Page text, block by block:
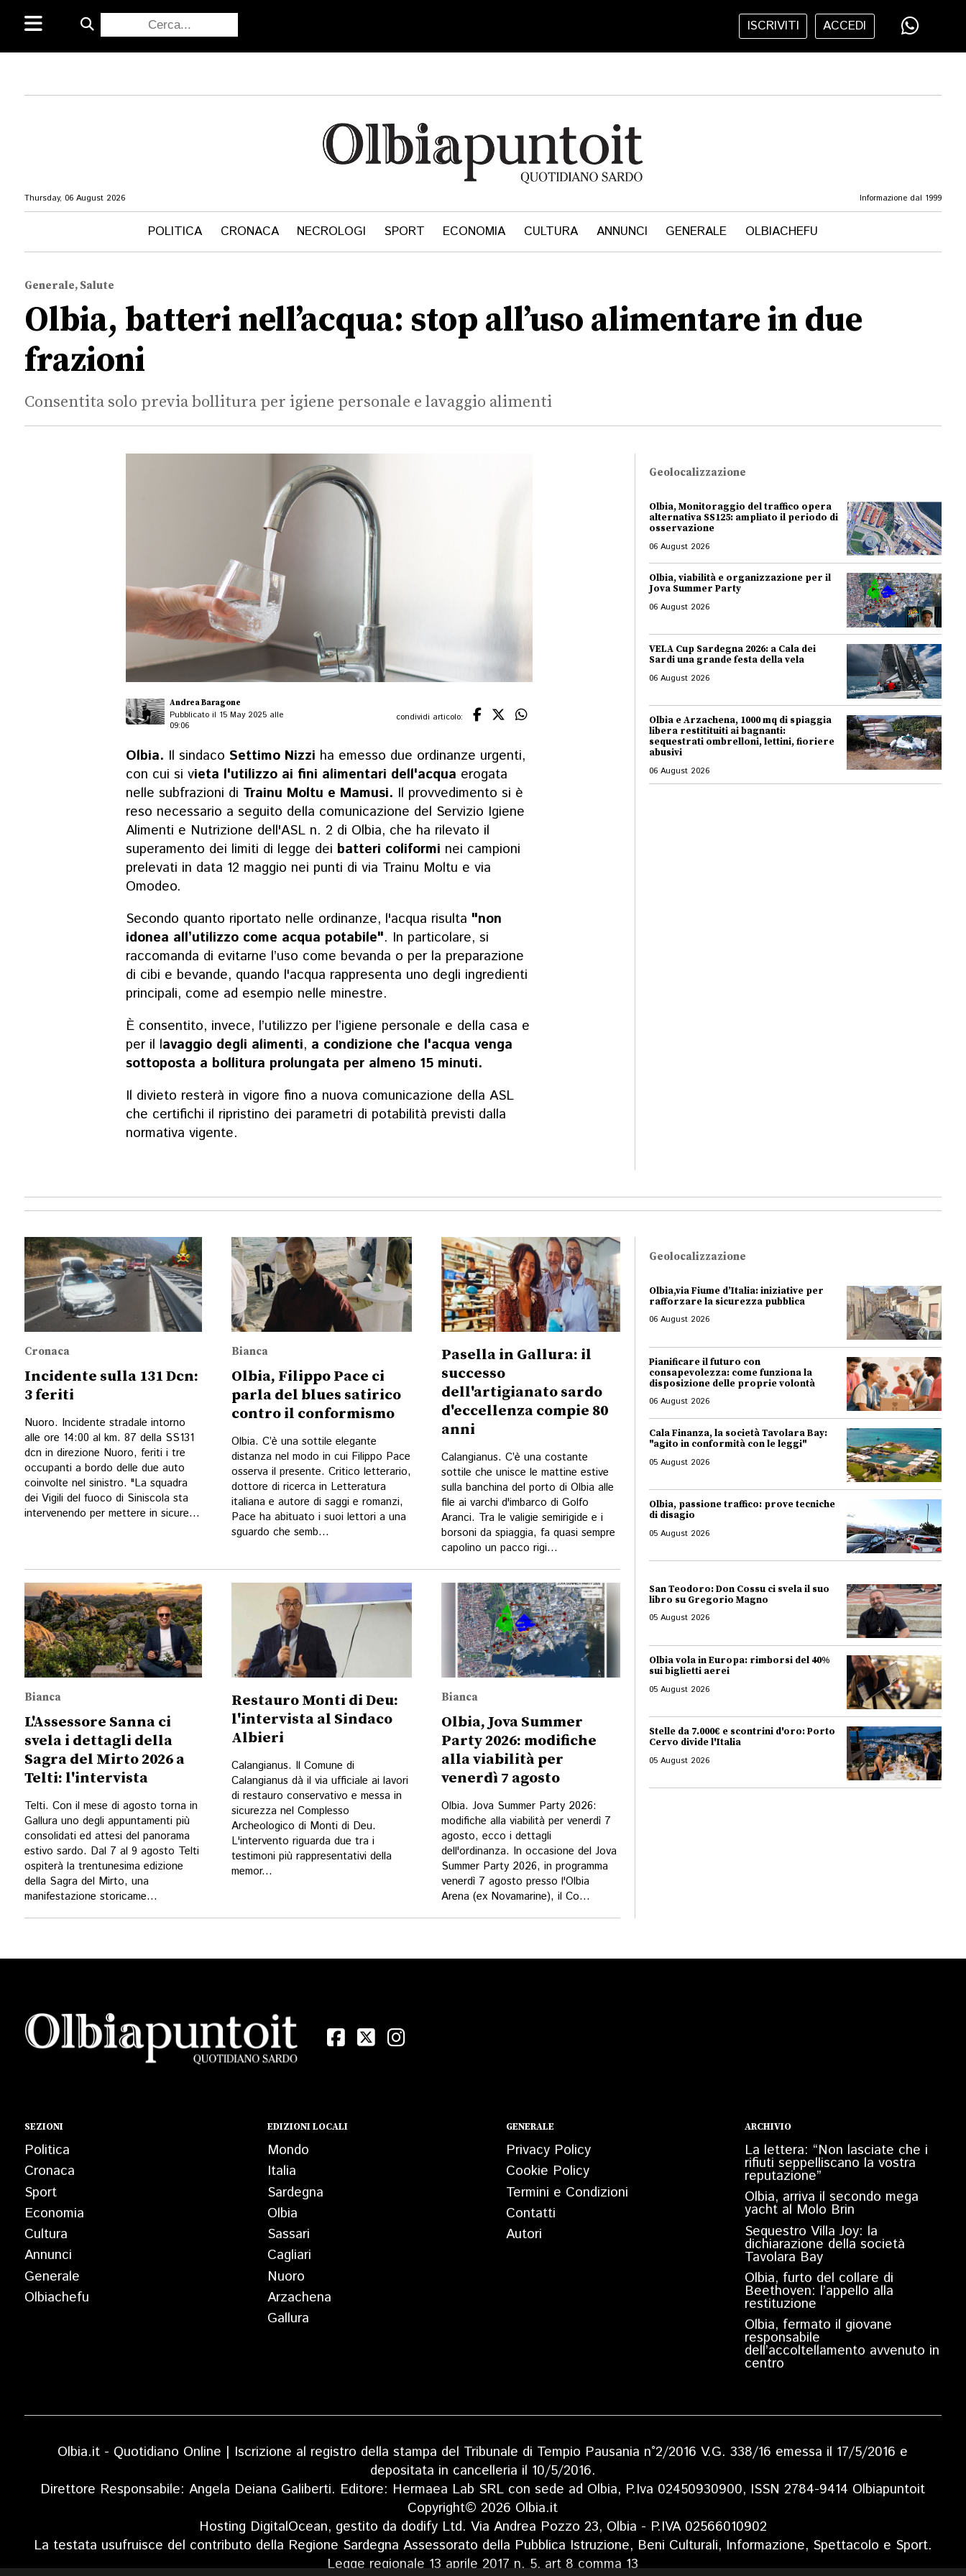
ISCRIVITI ACCEDI
Thursday, 06 August 2026 Informazione dal 1999
POLITICA CRONACA NECROLOGI SPORT ECONOMIA CULTURA ANNUNCI GENERALE OLBIACHEFU
Generale, Salute
Olbia, batteri nell’acqua: stop all’uso alimentare in due
frazioni
Consentita solo previa bollitura per igiene personale e lavaggio alimenti
Andrea Baragone
Pubblicato il 15 May 2025 alle
09:06
condividi articolo:
Olbia. Il sindaco Settimo Nizzi ha emesso due ordinanze urgenti,
con cui si vieta l'utilizzo ai fini alimentari dell'acqua erogata
nelle subfrazioni di Trainu Moltu e Mamusi. Il provvedimento si è
reso necessario a seguito della comunicazione del Servizio Igiene
Alimenti e Nutrizione dell'ASL n. 2 di Olbia, che ha rilevato il
superamento dei limiti di legge dei batteri coliformi nei campioni
prelevati in data 12 maggio nei punti di via Trainu Moltu e via
Omodeo.
Secondo quanto riportato nelle ordinanze, l'acqua risulta "non
idonea all’utilizzo come acqua potabile". In particolare, si
raccomanda di evitarne l’uso come bevanda o per la preparazione
di cibi e bevande, quando l'acqua rappresenta uno degli ingredienti
principali, come ad esempio nelle minestre.
È consentito, invece, l’utilizzo per l’igiene personale e della casa e
per il lavaggio degli alimenti, a condizione che l'acqua venga
sottoposta a bollitura prolungata per almeno 15 minuti.
Il divieto resterà in vigore fino a nuova comunicazione della ASL
che certifichi il ripristino dei parametri di potabilità previsti dalla
normativa vigente.
Geolocalizzazione
Olbia, Monitoraggio del traffico opera
alternativa SS125: ampliato il periodo di
osservazione
06 August 2026
Olbia, viabilità e organizzazione per il
Jova Summer Party
06 August 2026
VELA Cup Sardegna 2026: a Cala dei
Sardi una grande festa della vela
06 August 2026
Olbia e Arzachena, 1000 mq di spiaggia
libera restitituiti ai bagnanti:
sequestrati ombrelloni, lettini, fioriere
abusivi
06 August 2026
Cronaca
Incidente sulla 131 Dcn:
3 feriti
Nuoro. Incidente stradale intorno
alle ore 14:00 al km. 87 della SS131
dcn in direzione Nuoro, feriti i tre
occupanti a bordo delle due auto
coinvolte nel sinistro. "La squadra
dei Vigili del fuoco di Siniscola sta
intervenendo per mettere in sicure...
Bianca
Olbia, Filippo Pace ci
parla del blues satirico
contro il conformismo
Olbia. C’è una sottile elegante
distanza nel modo in cui Filippo Pace
osserva il presente. Critico letterario,
dottore di ricerca in Letteratura
italiana e autore di saggi e romanzi,
Pace ha abituato i suoi lettori a una
sguardo che semb...
Pasella in Gallura: il
successo
dell'artigianato sardo
d'eccellenza compie 80
anni
Calangianus. C’è una costante
sottile che unisce le mattine estive
sulla banchina del porto di Olbia alle
file ai varchi d'imbarco di Golfo
Aranci. Tra le valigie semirigide e i
borsoni da spiaggia, fa quasi sempre
capolino un pacco rigi...
Bianca
L'Assessore Sanna ci
svela i dettagli della
Sagra del Mirto 2026 a
Telti: l'intervista
Telti. Con il mese di agosto torna in
Gallura uno degli appuntamenti più
consolidati ed attesi del panorama
estivo sardo. Dal 7 al 9 agosto Telti
ospiterà la trentunesima edizione
della Sagra del Mirto, una
manifestazione storicame...
Restauro Monti di Deu:
l'intervista al Sindaco
Albieri
Calangianus. Il Comune di
Calangianus dà il via ufficiale ai lavori
di restauro conservativo e messa in
sicurezza nel Complesso
Archeologico di Monti di Deu.
L'intervento riguarda due tra i
testimoni più rappresentativi della
memor...
Bianca
Olbia, Jova Summer
Party 2026: modifiche
alla viabilità per
venerdì 7 agosto
Olbia. Jova Summer Party 2026:
modifiche alla viabilità per venerdì 7
agosto, ecco i dettagli
dell'ordinanza. In occasione del Jova
Summer Party 2026, in programma
venerdì 7 agosto presso l'Olbia
Arena (ex Novamarine), il Co...
Geolocalizzazione
Olbia,via Fiume d’Italia: iniziative per
rafforzare la sicurezza pubblica
06 August 2026
Pianificare il futuro con
consapevolezza: come funziona la
disposizione delle proprie volontà
06 August 2026
Cala Finanza, la società Tavolara Bay:
"agito in conformità con le leggi"
05 August 2026
Olbia, passione traffico: prove tecniche
di disagio
05 August 2026
San Teodoro: Don Cossu ci svela il suo
libro su Gregorio Magno
05 August 2026
Olbia vola in Europa: rimborsi del 40%
sui biglietti aerei
05 August 2026
Stelle da 7.000€ e scontrini d'oro: Porto
Cervo divide l'Italia
05 August 2026
SEZIONI
Politica
Cronaca
Sport
Economia
Cultura
Annunci
Generale
Olbiachefu
EDIZIONI LOCALI
Mondo
Italia
Sardegna
Olbia
Sassari
Cagliari
Nuoro
Arzachena
Gallura
GENERALE
Privacy Policy
Cookie Policy
Termini e Condizioni
Contatti
Autori
ARCHIVIO
La lettera: “Non lasciate che i
rifiuti seppelliscano la vostra
reputazione”
Olbia, arriva il secondo mega
yacht al Molo Brin
Sequestro Villa Joy: la
dichiarazione della società
Tavolara Bay
Olbia, furto del collare di
Beethoven: l’appello alla
restituzione
Olbia, fermato il giovane
responsabile
dell’accoltellamento avvenuto in
centro
Olbia.it - Quotidiano Online | Iscrizione al registro della stampa del Tribunale di Tempio Pausania n°2/2016 V.G. 338/16 emessa il 17/5/2016 e
depositata in cancelleria il 10/5/2016.
Direttore Responsabile: Angela Deiana Galiberti. Editore: Hermaea Lab SRL con sede ad Olbia, P.Iva 02450930900, ISSN 2784-9414 Olbiapuntoit
Copyright© 2026 Olbia.it
Hosting DigitalOcean, gestito da dodify Ltd. Via Andrea Pozzo 23, Olbia - P.IVA 02566010902
La testata usufruisce del contributo della Regione Sardegna Assessorato della Pubblica Istruzione, Beni Culturali, Informazione, Spettacolo e Sport.
Legge regionale 13 aprile 2017 n. 5, art 8 comma 13